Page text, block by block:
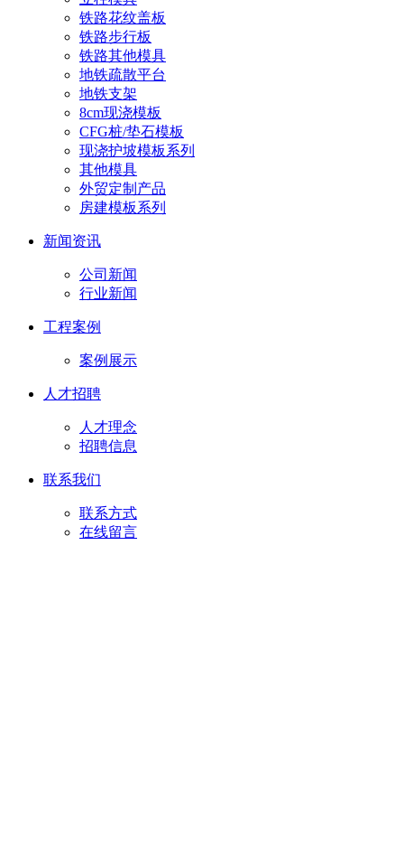
铁路花纹盖板
铁路步行板
铁路其他模具
地铁疏散平台
地铁支架
8cm现浇模板
CFG桩/垫石模板
现浇护坡模板系列
其他模具
外贸定制产品
房建模板系列
新闻资讯
公司新闻
行业新闻
工程案例
案例展示
人才招聘
人才理念
招聘信息
联系我们
联系方式
在线留言